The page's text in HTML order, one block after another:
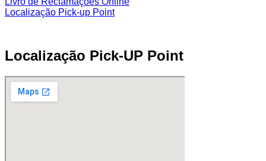
Localização Pick-up Point
Localização Pick-UP Point